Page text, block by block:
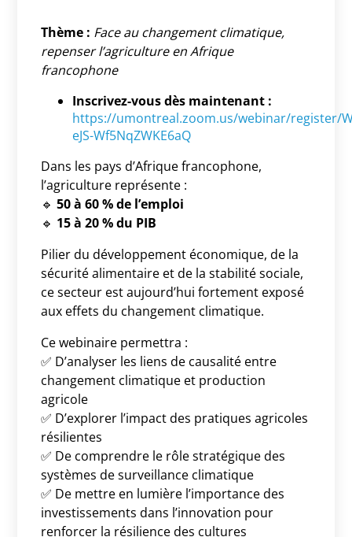
Thème : Face au changement climatique,
repenser l’agriculture en Afrique
francophone
Inscrivez-vous dès maintenant :
https://umontreal.zoom.us/webinar/register/
eJS-Wf5NqZWKE6aQ
Dans les pays d’Afrique francophone,
l’agriculture représente :
🔹50 à 60 % de l’emploi
🔹 15 à 20 % du PIB
Pilier du développement économique, de la
sécurité alimentaire et de la stabilité sociale,
ce secteur est aujourd’hui fortement exposé
aux effets du changement climatique.
Ce webinaire permettra :
✅ D’analyser les liens de causalité entre
changement climatique et production
agricole
✅ D’explorer l’impact des pratiques agricoles
résilientes
✅ De comprendre le rôle stratégique des
systèmes de surveillance climatique
✅ De mettre en lumière l’importance des
investissements dans l’innovation pour
renforcer la résilience des cultures